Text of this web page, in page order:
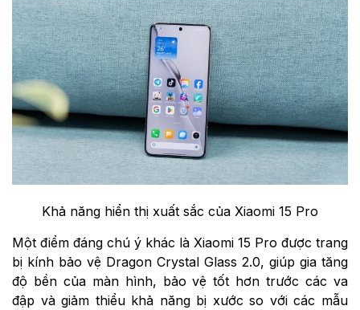
Khả năng hiển thị xuất sắc của Xiaomi 15 Pro
Một điểm đáng chú ý khác là Xiaomi 15 Pro được trang
bị kính bảo vệ Dragon Crystal Glass 2.0, giúp gia tăng
độ bền của màn hình, bảo vệ tốt hơn trước các va
đập và giảm thiểu khả năng bị xước so với các mẫu